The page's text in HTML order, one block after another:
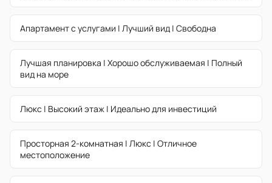
Апартамент с услугами | Лучший вид | Свободна
Лучшая планировка | Хорошо обслуживаемая | Полный
вид на море
Люкс | Высокий этаж | Идеально для инвестиций
Просторная 2-комнатная | Люкс | Отличное
местоположение